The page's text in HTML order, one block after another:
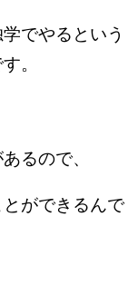
でやるという
。
るので、
ができるんで